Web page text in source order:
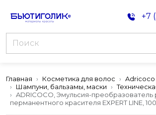
+7
Главная Косметика для волос
Adricoco
Шампуни, бальзамы, маски
ADRICOCO, Эмульсия-преобразователь
перманентного красителя EXPERT LINE,